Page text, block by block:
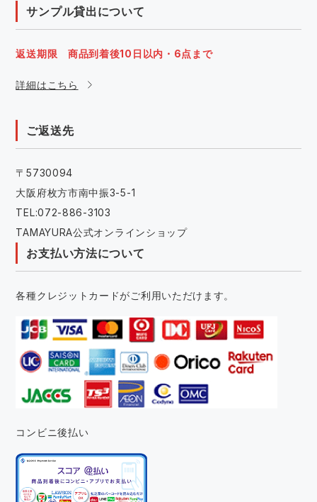
サンプル貸出について
返送期限 商品到着後10日以内・6点まで
詳細はこちら
ご返送先
〒5730094
大阪府枚方市南中振3-5-1
TEL:072-886-3103
TAMAYURA公式オンラインショップ
お支払い方法について
各種クレジットカードがご利用いただけます。
コンビニ後払い